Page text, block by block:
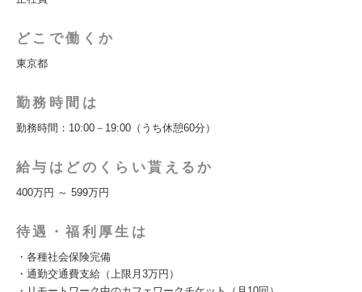
どこで働くか
東京都
勤務時間は
勤務時間：10:00－19:00（うち休憩60分）
給与はどのくらい貰えるか
400万円 ～ 599万円
待遇・福利厚生は
・各種社会保険完備
・通勤交通費支給（上限月3万円）